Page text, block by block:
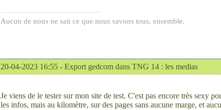
Aucun de nous ne sait ce que nous savons tous, ensemble.
20-04-2023 16:55 - Export gedcom dans TNG 14 : les medias
Je viens de le tester sur mon site de test. C'est pas encore très sexy
les infos, mais au kilomètre, sur des pages sans aucune marge, et